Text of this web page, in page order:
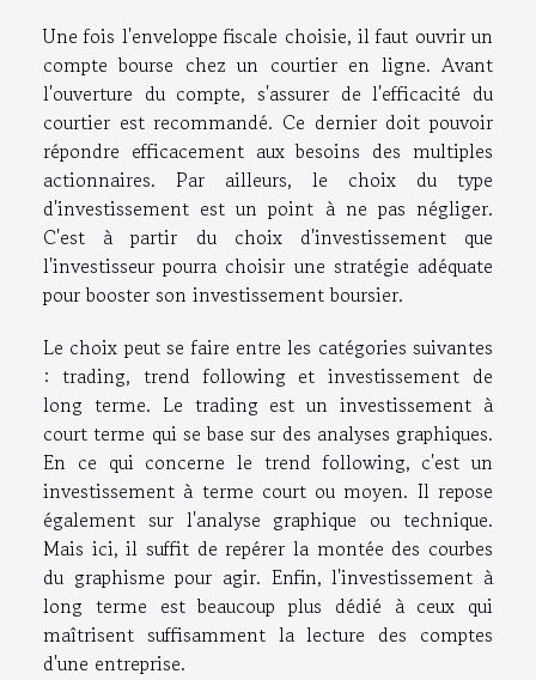
Une fois l'enveloppe fiscale choisie, il faut ouvrir un
compte bourse chez un courtier en ligne. Avant
l'ouverture du compte, s'assurer de l'efficacité du
courtier est recommandé. Ce dernier doit pouvoir
répondre efficacement aux besoins des multiples
actionnaires. Par ailleurs, le choix du type
d'investissement est un point à ne pas négliger.
C'est à partir du choix d'investissement que
l'investisseur pourra choisir une stratégie adéquate
pour booster son investissement boursier.
Le choix peut se faire entre les catégories suivantes
: trading, trend following et investissement de
long terme. Le trading est un investissement à
court terme qui se base sur des analyses graphiques.
En ce qui concerne le trend following, c'est un
investissement à terme court ou moyen. Il repose
également sur l'analyse graphique ou technique.
Mais ici, il suffit de repérer la montée des courbes
du graphisme pour agir. Enfin, l'investissement à
long terme est beaucoup plus dédié à ceux qui
maîtrisent suffisamment la lecture des comptes
d'une entreprise.